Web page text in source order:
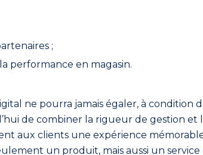
;
performance en magasin.
ne pourra jamais égaler, à condition
de combiner la rigueur de gestion et
aux clients une expérience
un produit, mais aussi un